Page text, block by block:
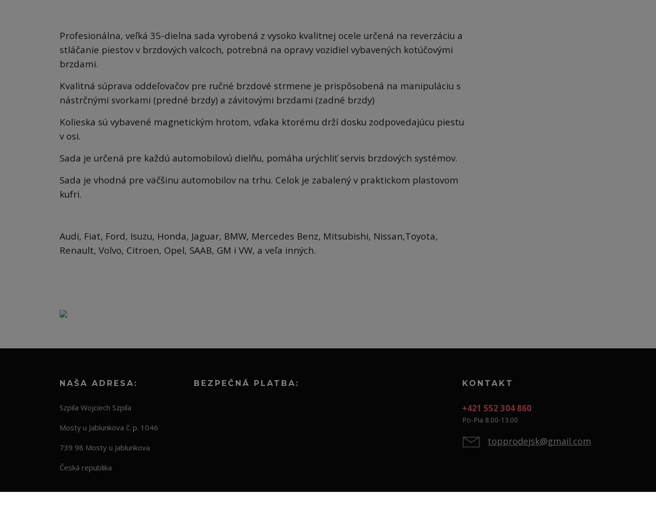
Profesionálna, veľká 35-dielna sada vyrobená z vysoko kvalitnej ocele určená na reverzáciu a
stláčanie piestov v brzdových valcoch, potrebná na opravy vozidiel vybavených kotúčovými
brzdami.
Kvalitná súprava oddeľovačov pre ručné brzdové strmene je prispôsobená na manipuláciu s
nástrčnými svorkami (predné brzdy) a závitovými brzdami (zadné brzdy)
Kolieska sú vybavené magnetickým hrotom, vďaka ktorému drží dosku zodpovedajúcu piestu
v osi.
Sada je určená pre každú automobilovú dielňu, pomáha urýchliť servis brzdových systémov.
Sada je vhodná pre väčšinu automobilov na trhu. Celok je zabalený v praktickom plastovom
kufri.
Audi, Fiat, Ford, Isuzu, Honda, Jaguar, BMW, Mercedes Benz, Mitsubishi, Nissan,Toyota,
Renault, Volvo, Citroen, Opel, SAAB, GM i VW, a veľa inných.
NAŠA ADRESA:
Szpila Wojciech Szpila
Mosty u Jablunkova č. p. 1046
739 98 Mosty u Jablunkova
Česká republika
BEZPEČNÁ PLATBA: KONTAKT
+421 552 304 860
Po-Pia 8.00-13.00
topprodejsk@gmail.com